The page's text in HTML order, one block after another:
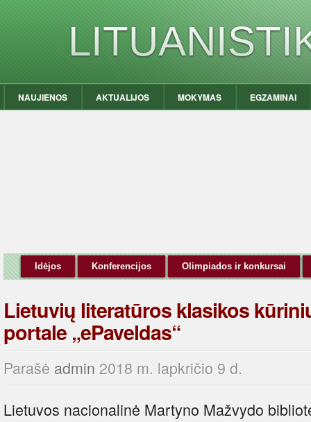
NAUJIENOS AKTUALIJOS MOKYMAS EGZAMINAI
Idėjos Konferencijos Olimpiados ir konkursai
Lietuvių literatūros klasikos
portale „ePaveldas“
Parašė admin 2018 m. lapkričio 9 d.
Lietuvos nacionalinė Martyno Mažvydo